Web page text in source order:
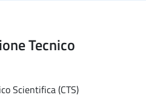
Tecnico
Scientifica (CTS)